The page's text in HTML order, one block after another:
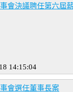
會決議聘任第六屆
14:15:04
會選任董事長案